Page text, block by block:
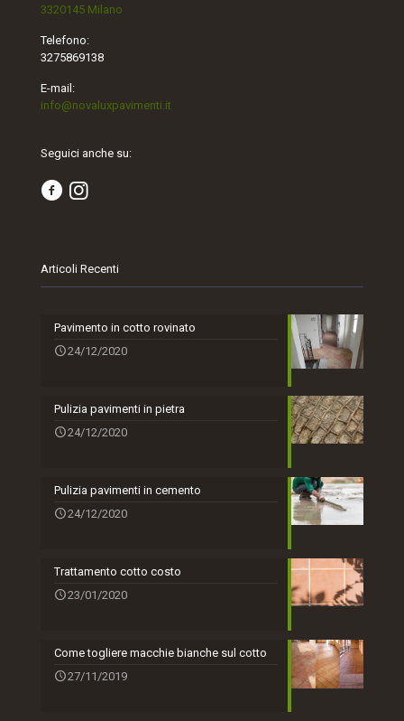
3320145 Milano
Telefono:
3275869138
E-mail:
info@novaluxpavimenti.it
Seguici anche su:
Articoli Recenti
Pavimento in cotto rovinato
24/12/2020
Pulizia pavimenti in pietra
24/12/2020
Pulizia pavimenti in cemento
24/12/2020
Trattamento cotto costo
23/01/2020
Come togliere macchie bianche sul cotto
27/11/2019